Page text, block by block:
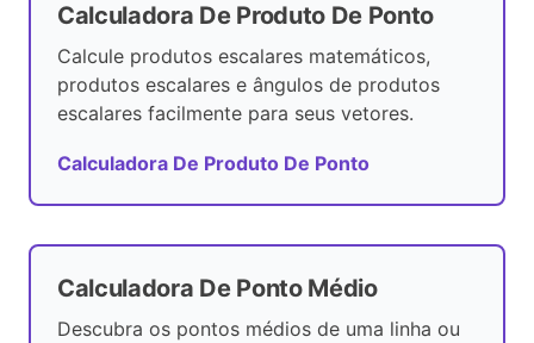
Calculadora De Produto De Ponto
Calcule produtos escalares matemáticos,
produtos escalares e ângulos de produtos
escalares facilmente para seus vetores.
Calculadora De Produto De Ponto
Calculadora De Ponto Médio
Descubra os pontos médios de uma linha ou